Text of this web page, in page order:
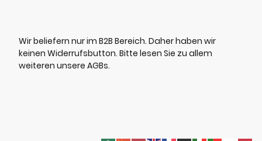
Wir beliefern nur im B2B Bereich. Daher haben wir
keinen Widerrufsbutton. Bitte lesen Sie zu allem
weiteren unsere AGBs.